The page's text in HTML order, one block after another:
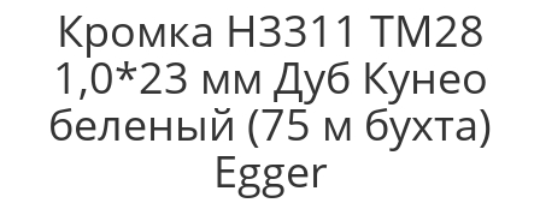
Кромка H3311 TM28
1,0*23 мм Дуб Кунео
беленый (75 м бухта)
Egger